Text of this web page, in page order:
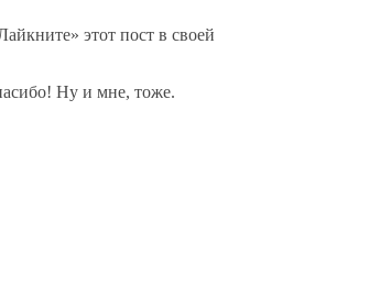
этот пост в своей
Ну и мне, тоже.